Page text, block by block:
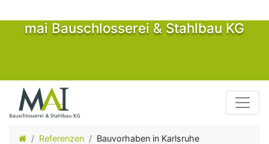
mai Bauschlosserei & Stahlbau KG
Referenzen Bauvorhaben in Karlsruhe